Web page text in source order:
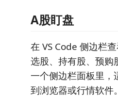
A股盯盘
在 VS Code 侧边栏
选股、持有股、预购
一个侧边栏面板里，
到浏览器或行情软件。